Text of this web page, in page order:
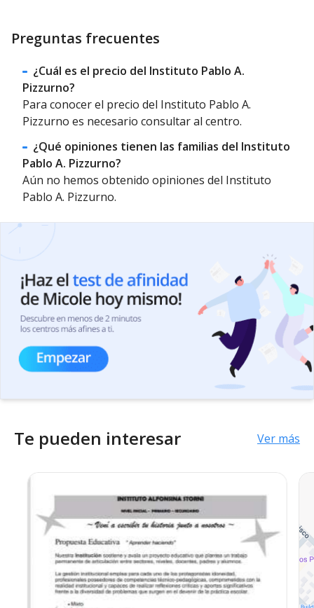
Preguntas frecuentes
¿Cuál es el precio del Instituto Pablo A.
Pizzurno?
Para conocer el precio del Instituto Pablo A.
Pizzurno es necesario consultar al centro.
¿Qué opiniones tienen las familias del Instituto
Pablo A. Pizzurno?
Aún no hemos obtenido opiniones del Instituto
Pablo A. Pizzurno.
Te pueden interesar Ver más